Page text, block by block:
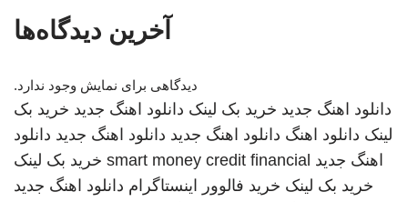
آخرین دیدگاه‌ها
دیدگاهی برای نمایش وجود ندارد.
دانلود اهنگ جدید خرید بک لینک دانلود اهنگ جدید خرید بک
لینک دانلود اهنگ دانلود اهنگ جدید دانلود اهنگ جدید دانلود
اهنگ جدید smart money credit financial خرید بک لینک
خرید بک لینک خرید فالوور اینستاگرام دانلود اهنگ جدید